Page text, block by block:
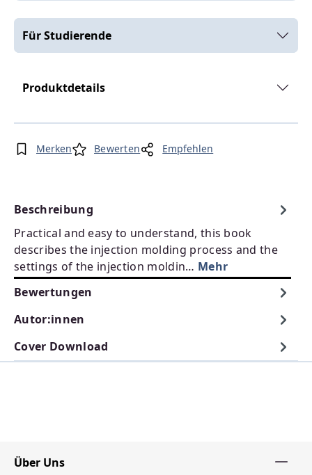
Für Studierende
Produktdetails
Merken Bewerten Empfehlen
Beschreibung
Practical and easy to understand, this book
describes the injection molding process and the
settings of the injection moldin… Mehr
Bewertungen
Autor:innen
Cover Download
Über Uns